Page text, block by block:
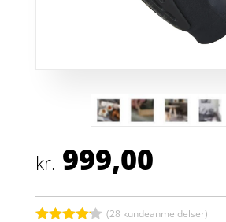
kr. 999,00
(28 kundeanmeldelser)